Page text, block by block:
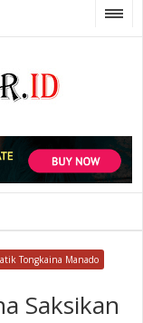
Tongkaina Manado
Saksikan